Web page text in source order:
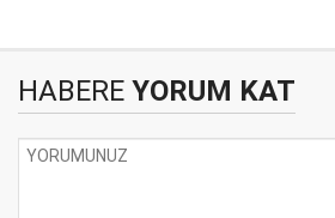
HABERE YORUM KAT